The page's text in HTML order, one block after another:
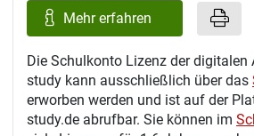
Mehr erfahren
Die Schulkonto Lizenz der digitalen
study kann ausschließlich über das
erworben werden und ist auf der
study.de abrufbar. Sie können im